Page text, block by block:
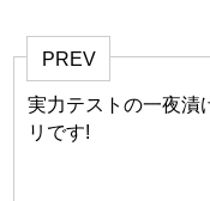
PREV
実力テストの一夜漬
リです!